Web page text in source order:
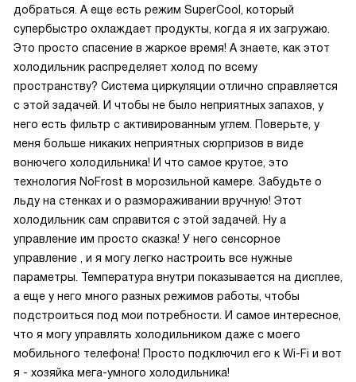
добраться. А еще есть режим SuperCool, который
супербыстро охлаждает продукты, когда я их загружаю.
Это просто спасение в жаркое время! А знаете, как этот
холодильник распределяет холод по всему
пространству? Система циркуляции отлично справляется
с этой задачей. И чтобы не было неприятных запахов, у
него есть фильтр с активированным углем. Поверьте, у
меня больше никаких неприятных сюрпризов в виде
вонючего холодильника! И что самое крутое, это
технология NoFrost в морозильной камере. Забудьте о
льду на стенках и о размораживании вручную! Этот
холодильник сам справится с этой задачей. Ну а
управление им просто сказка! У него сенсорное
управление , и я могу легко настроить все нужные
параметры. Температура внутри показывается на дисплее,
а еще у него много разных режимов работы, чтобы
подстроиться под мои потребности. И самое интересное,
что я могу управлять холодильником даже с моего
мобильного телефона! Просто подключил его к Wi-Fi и вот
я - хозяйка мега-умного холодильника!